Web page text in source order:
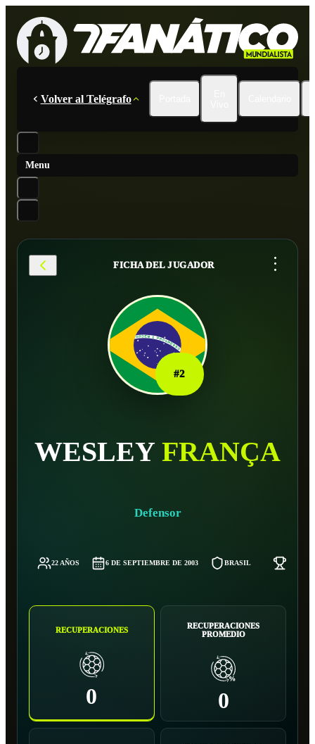
Volver al Telégrafo
Menu
FICHA DEL JUGADOR ...
#2
WESLEY FRANÇA
Defensor
22 AÑOS 6 DE SEPTIEMBRE DE 2003 BRASIL
RECUPERACIONES
0
RECUPERACIONES
PROMEDIO
0